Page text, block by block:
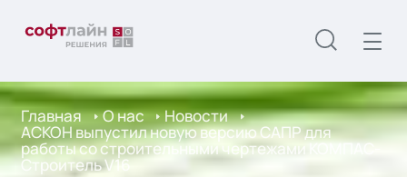
Главная О нас Новости
АСКОН выпустил новую версию САПР для
работы со строительными чертежами КОМПАС-
Строитель V16